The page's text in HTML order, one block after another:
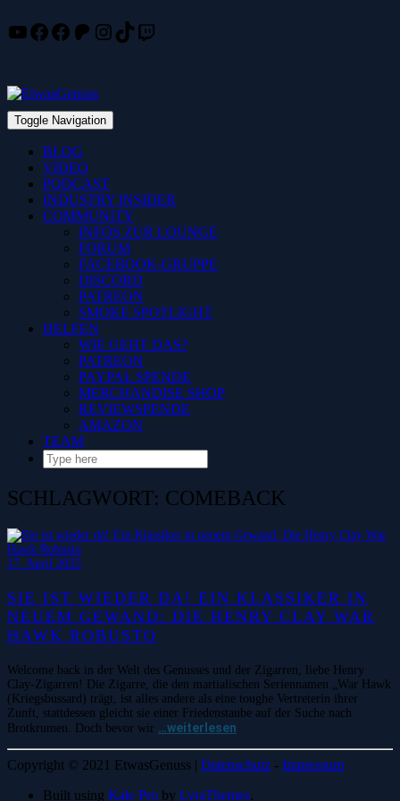
Skip
YouTube
Facebook
Facebook
Patreon
Instagram
TikTok
Twitch
Toggle Navigation
BLOG
VIDEO
PODCAST
INDUSTRY INSIDER
COMMUNITY
INFOS ZUR LOUNGE
FORUM
FACEBOOK-GRUPPE
DISCORD
PATREON
SMOKE SPOTLIGHT
HELFEN
WIE GEHT DAS?
PATREON
PAYPAL SPENDE
MERCHANDISE SHOP
REVIEWSPENDE
AMAZON
TEAM
SCHLAGWORT: COMEBACK
17. April 2025
SIE IST WIEDER DA! EIN KLASSIKER IN
NEUEM GEWAND: DIE HENRY CLAY WAR
HAWK ROBUSTO
Welcome back in der Welt des Genusses und der Zigarren, liebe Henry
Clay-Zigarren! Die Zigarre, die den martialischen Seriennamen „War Hawk
(Kriegsbussard) trägt, ist alles andere als eine toughe Vertreterin ihrer
Zunft, stattdessen gleicht sie einer Friedenstaube auf der Suche nach
Brotkrumen. Doch bevor wir …weiterlesen
Copyright © 2021 EtwasGenuss | Datenschutz - Impressum
Built using Kale Pro by LyraThemes.